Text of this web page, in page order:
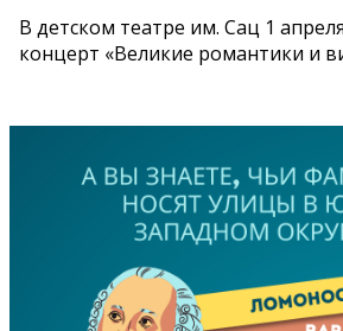
В детском театре им. Сац 1
концерт «Великие романтики и